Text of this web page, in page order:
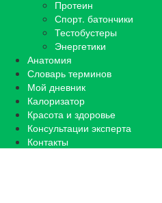
Протеин
Спорт. батончики
Тестобустеры
Энергетики
Анатомия
Словарь терминов
Мой дневник
Калоризатор
Красота и здоровье
Консультации эксперта
Контакты